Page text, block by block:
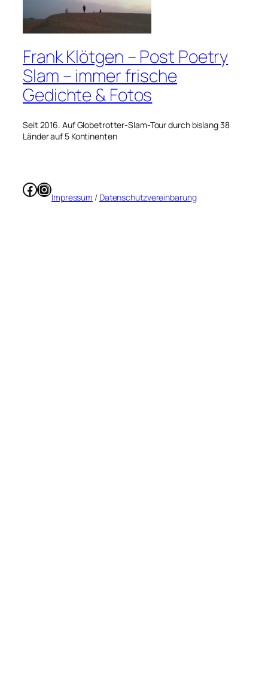
Frank Klötgen – Post Poetry
Slam – immer frische
Gedichte & Fotos
Seit 2016. Auf Globetrotter-Slam-Tour durch bislang 38
Länder auf 5 Kontinenten
Facebook
Instagram
Impressum / Datenschutzvereinbarung